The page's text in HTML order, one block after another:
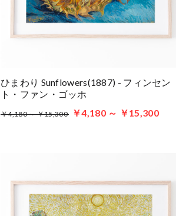
ひまわり Sunflowers(1887) - フィンセン
ト・ファン・ゴッホ
￥4,180 ～ ￥15,300 ￥4,180 ～ ￥15,300